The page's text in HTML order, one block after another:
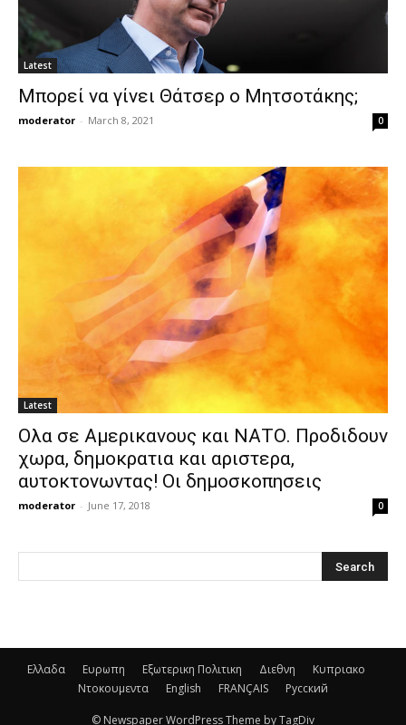
Latest
Μπορεί να γίνει Θάτσερ ο Μητσοτάκης;
moderator - March 8, 2021 0
Latest
Ολα σε Αμερικανους και ΝΑΤΟ. Προδιδουν
χωρα, δημοκρατια και αριστερα,
αυτοκτονωντας! Οι δημοσκοπησεις
moderator - June 17, 2018 0
Ελλαδα Ευρωπη Εξωτερικη Πολιτικη Διεθνη
Κυπριακο
Ντοκουμεντα
English FRANÇAIS Русский
© Newspaper WordPress Theme by TagDiv